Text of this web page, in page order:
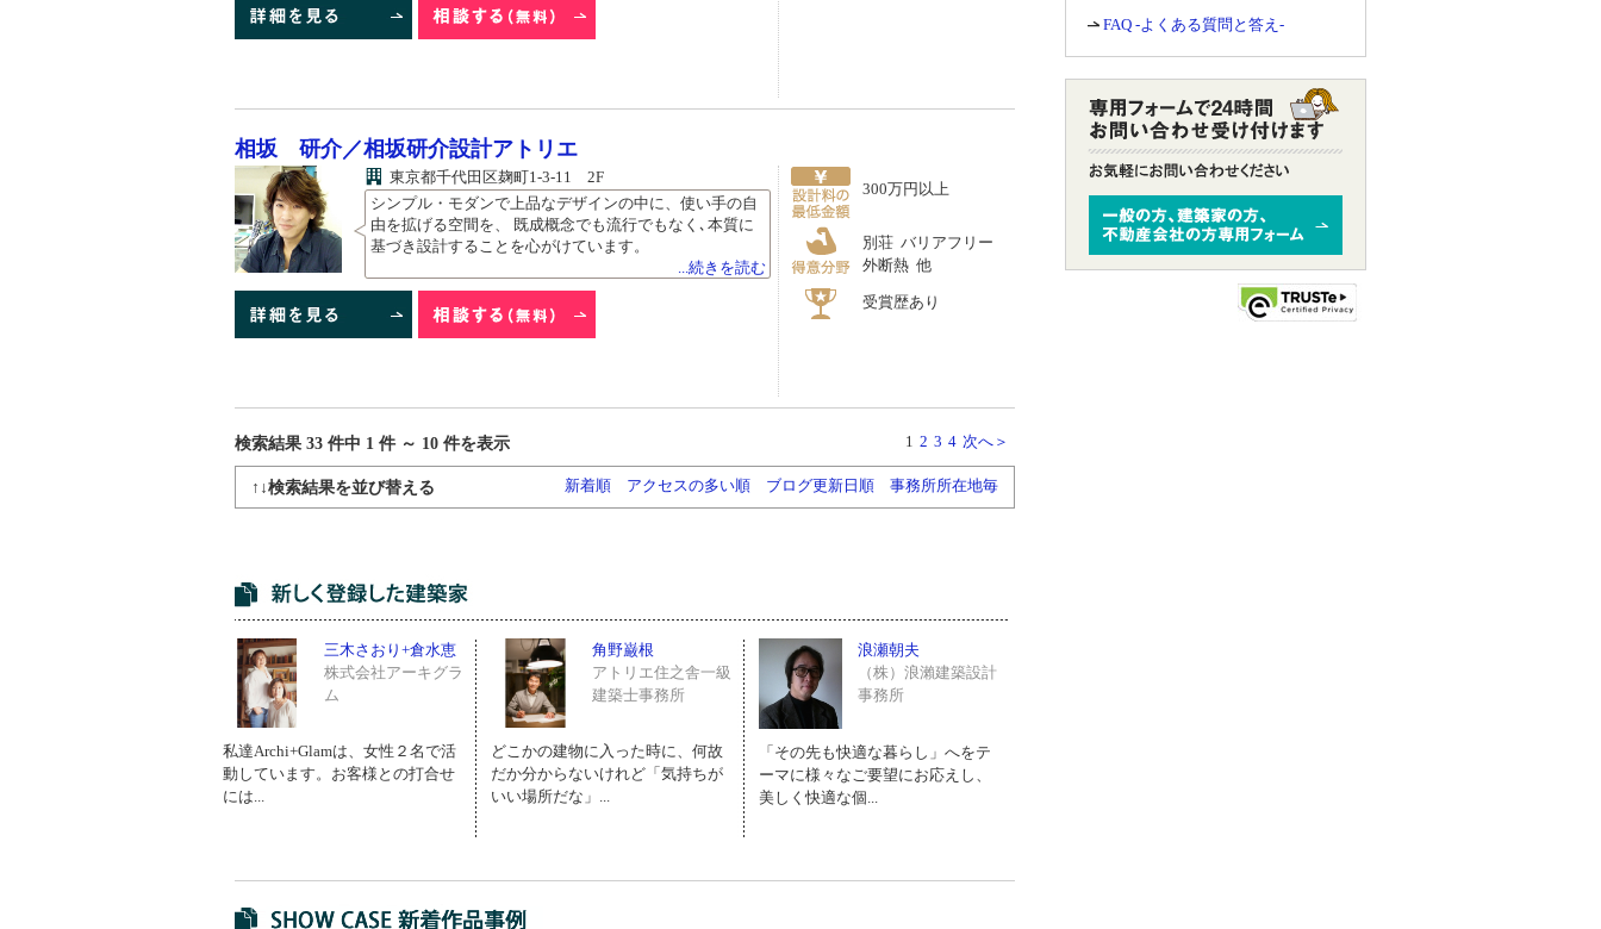
相坂 研介／相坂研介設計アトリエ
東京都千代田区麹町1-3-11 2F
シンプル・モダンで上品なデザインの中に、使い手の自
由を拡げる空間を、 既成概念でも流行でもなく､本質に
基づき設計することを心がけています。
...続きを読む
300万円以上
別荘 バリアフリー
外断熱 他
受賞歴あり
検索結果 33 件中 1 件 ～ 10 件を表示 1 2 3 4 次へ＞
↑↓検索結果を並び替える 新着順 アクセスの多い順 ブログ更新日順 事務所所在地毎
三木さおり+倉水恵
株式会社アーキグラ
ム
私達Archi+Glamは、女性２名で活
動しています。お客様との打合せ
には...
角野巌根
アトリエ住之舎一級
建築士事務所
どこかの建物に入った時に、何故
だか分からないけれど「気持ちが
いい場所だな」...
浪瀬朝夫
（株）浪瀨建築設計
事務所
「その先も快適な暮らし」へをテ
ーマに様々なご要望にお応えし、
美しく快適な個...
FAQ -よくある質問と答え-